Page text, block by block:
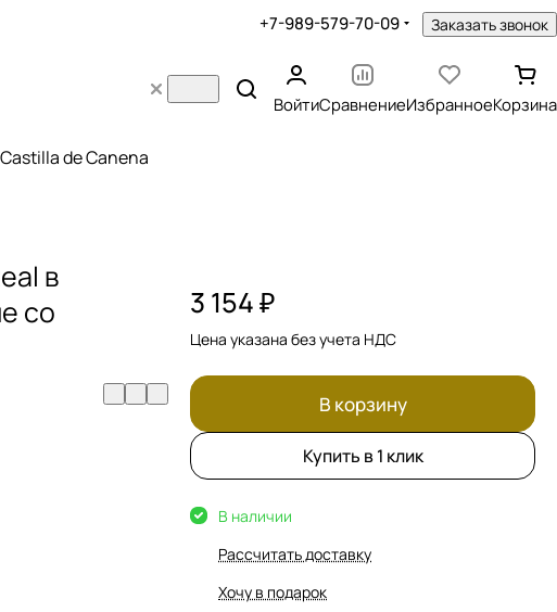
+7-989-579-70-09 Заказать звонок
ВойтиСравнениеИзбранноеКорзина
de Canena
в
со
3 154 ₽
Цена указана без учета НДС
В корзину
Купить в 1 клик
В наличии
Рассчитать доставку
Хочу в подарок